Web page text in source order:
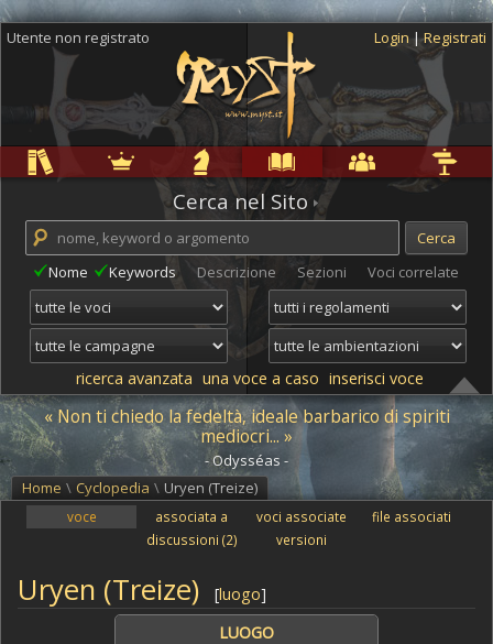
Utente non registrato Login |Registrati
Cerca nel Sito
Nome Keywords Descrizione Sezioni Voci correlate
ricerca avanzata una voce a caso inserisci voce
« Non ti chiedo la fedeltà, ideale barbarico di spiriti
mediocri... »
- Odysséas -
Home \ Cyclopedia \ Uryen (Treize)
voce associata a voci associate
file associati
discussioni (2) versioni
Uryen (Treize) [luogo]
LUOGO